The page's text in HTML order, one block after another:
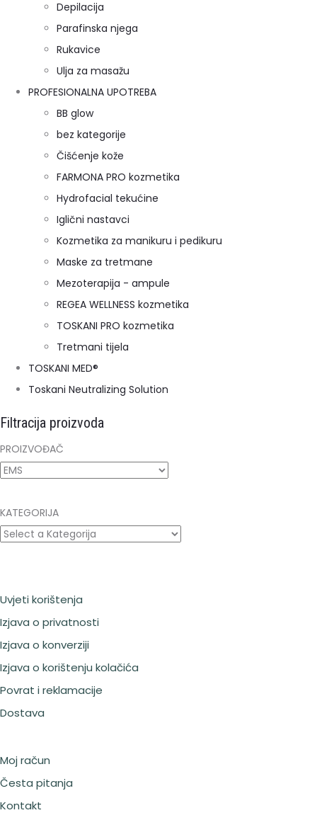
Depilacija
Parafinska njega
Rukavice
Ulja za masažu
PROFESIONALNA UPOTREBA
BB glow
bez kategorije
Čišćenje kože
FARMONA PRO kozmetika
Hydrofacial tekućine
Iglični nastavci
Kozmetika za manikuru i pedikuru
Maske za tretmane
Mezoterapija - ampule
REGEA WELLNESS kozmetika
TOSKANI PRO kozmetika
Tretmani tijela
TOSKANI MED®️
Toskani Neutralizing Solution
Filtracija proizvoda
PROIZVOĐAČ
KATEGORIJA
Uvjeti korištenja
Izjava o privatnosti
Izjava o konverziji
Izjava o korištenju kolačića
Povrat i reklamacije
Dostava
Moj račun
Česta pitanja
Kontakt